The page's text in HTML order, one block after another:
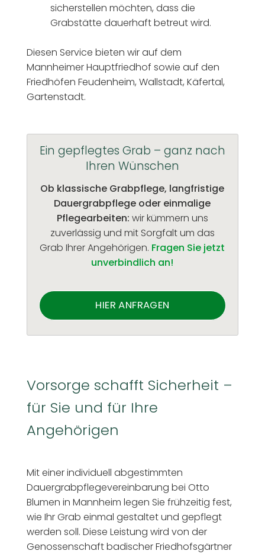
sicherstellen möchten, dass die
Grabstätte dauerhaft betreut wird.
Diesen Service bieten wir auf dem
Mannheimer Hauptfriedhof sowie auf den
Friedhöfen Feudenheim, Wallstadt, Käfertal,
Gartenstadt.
Ein gepflegtes Grab – ganz nach
Ihren Wünschen
Ob klassische Grabpflege, langfristige
Dauergrabpflege oder einmalige
Pflegearbeiten: wir kümmern uns
zuverlässig und mit Sorgfalt um das
Grab Ihrer Angehörigen. Fragen Sie jetzt
unverbindlich an!
HIER ANFRAGEN
Vorsorge schafft Sicherheit –
für Sie und für Ihre
Angehörigen
Mit einer individuell abgestimmten
Dauergrabpflegevereinbarung bei Otto
Blumen in Mannheim legen Sie frühzeitig fest,
wie Ihr Grab einmal gestaltet und gepflegt
werden soll. Diese Leistung wird von der
Genossenschaft badischer Friedhofsgärtner